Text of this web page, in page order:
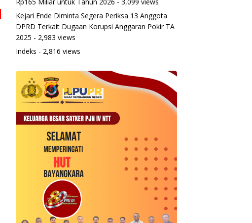
Kejari Ende Diminta Segera Periksa 13 Anggota
DPRD Terkait Dugaan Korupsi Anggaran Pokir TA
2025 - 2,983 views
Indeks - 2,816 views